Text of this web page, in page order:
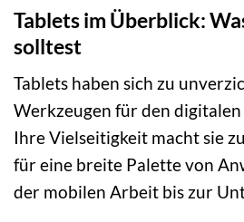
Tablets im Überblick:
solltest
Tablets haben sich zu
Werkzeugen für den
Ihre Vielseitigkeit macht sie
für eine breite Palette von
der mobilen Arbeit bis zur